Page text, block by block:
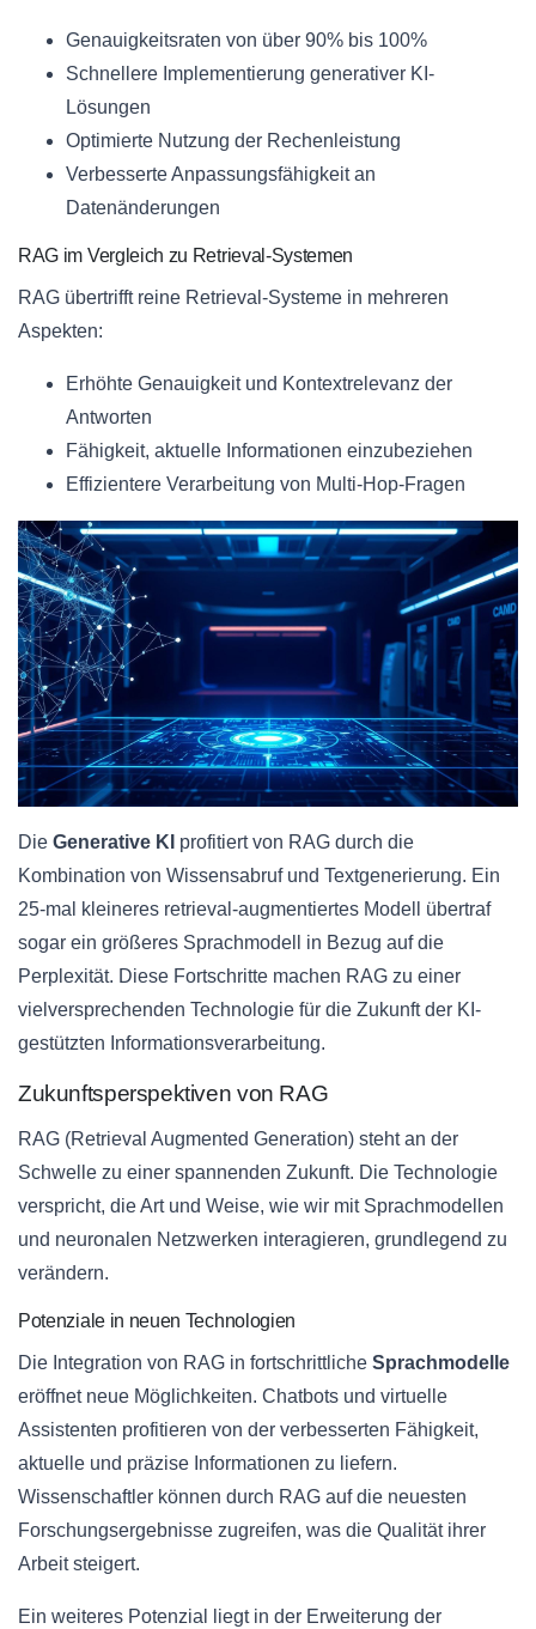
Genauigkeitsraten von über 90% bis 100%
Schnellere Implementierung generativer KI-
Lösungen
Optimierte Nutzung der Rechenleistung
Verbesserte Anpassungsfähigkeit an
Datenänderungen
RAG im Vergleich zu Retrieval-Systemen
RAG übertrifft reine Retrieval-Systeme in mehreren
Aspekten:
Erhöhte Genauigkeit und Kontextrelevanz der
Antworten
Fähigkeit, aktuelle Informationen einzubeziehen
Effizientere Verarbeitung von Multi-Hop-Fragen
Die Generative KI profitiert von RAG durch die
Kombination von Wissensabruf und Textgenerierung. Ein
25-mal kleineres retrieval-augmentiertes Modell übertraf
sogar ein größeres Sprachmodell in Bezug auf die
Perplexität. Diese Fortschritte machen RAG zu einer
vielversprechenden Technologie für die Zukunft der KI-
gestützten Informationsverarbeitung.
Zukunftsperspektiven von RAG
RAG (Retrieval Augmented Generation) steht an der
Schwelle zu einer spannenden Zukunft. Die Technologie
verspricht, die Art und Weise, wie wir mit Sprachmodellen
und neuronalen Netzwerken interagieren, grundlegend zu
verändern.
Potenziale in neuen Technologien
Die Integration von RAG in fortschrittliche Sprachmodelle
eröffnet neue Möglichkeiten. Chatbots und virtuelle
Assistenten profitieren von der verbesserten Fähigkeit,
aktuelle und präzise Informationen zu liefern.
Wissenschaftler können durch RAG auf die neuesten
Forschungsergebnisse zugreifen, was die Qualität ihrer
Arbeit steigert.
Ein weiteres Potenzial liegt in der Erweiterung der